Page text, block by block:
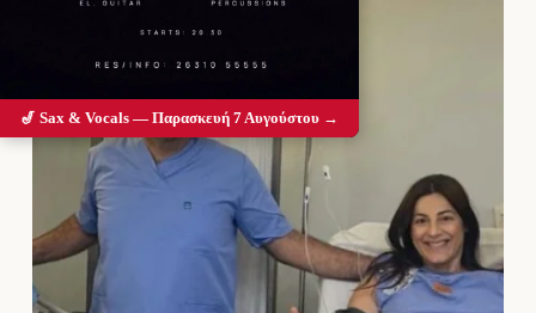
🎷 Sax & Vocals — Παρασκευή 7 Αυγούστου →